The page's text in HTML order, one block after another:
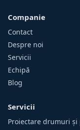
Companie
Contact
Despre noi
Servicii
Echipă
Blog
Servicii
Proiectare drumuri și